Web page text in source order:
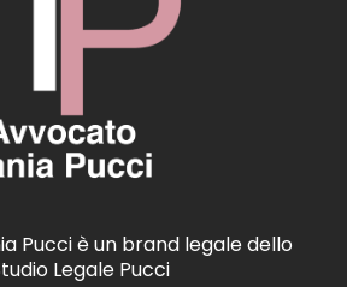
Pucci è un brand legale dello
Legale Pucci